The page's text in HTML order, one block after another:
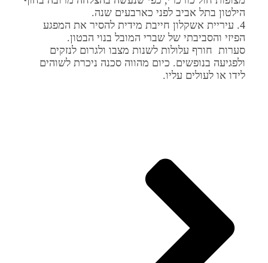
הילטון בתל אביב לפני כארבעים שנה.
4. עיריית אשקלון חייבת מידית להסיר את המפגע
הפיזי והסביבתי של שברי המובל בנוי הבטון.
סערות חורף עלולות לשנות מצבו ולגרום לנזקים
ולפגיעה בנופשים. כיום מהווה סכנה ניכרת לשוהים
לידו או לעולים עליו.